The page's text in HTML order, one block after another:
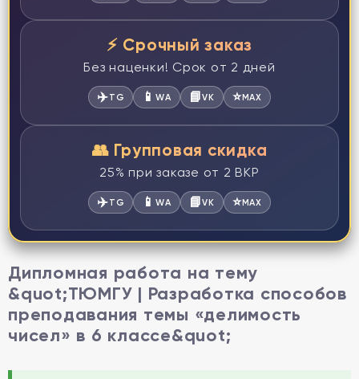
⚡ Срочный заказ
Без наценки! Срок от 2 дней
✈️TG 📱WA 📘VK ⭐MAX
👥 Групповая скидка
25% при заказе от 2 ВКР
✈️TG 📱WA 📘VK ⭐MAX
Дипломная работа на тему
&quot;ТЮМГУ | Разработка способов
преподавания темы «делимость
чисел» в 6 классе&quot;